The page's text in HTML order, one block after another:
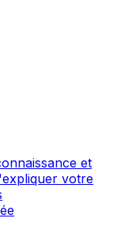
et
votre